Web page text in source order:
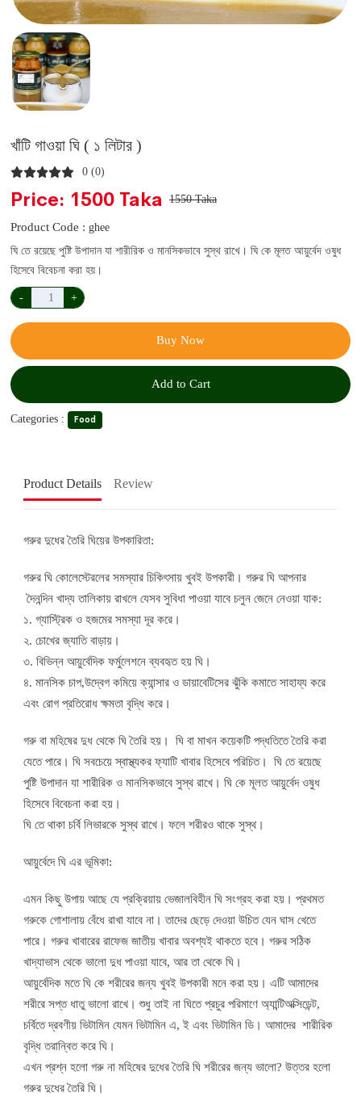
খাঁটি গাওয়া ঘি ( ১ লিটার )
0 (0)
Price: 1500 Taka 1550 Taka
Product Code : ghee
ঘি তে রয়েছে পুষ্টি উপাদান যা শারীরিক ও মানসিকভাবে সুস্থ রাখে। ঘি কে মূলত আয়ুর্বেদ ওষুধ
হিসেবে বিবেচনা করা হয়।
Buy Now
Add to Cart
Categories : Food
Product Details Review
গরুর দুধের তৈরি ঘিয়ের উপকারিতা:
গরুর ঘি কোলেস্টেরলের সমস্যার চিকিৎসায় খুবই উপকারী। গরুর ঘি আপনার
দৈনন্দিন খাদ্য তালিকায় রাখলে যেসব সুবিধা পাওয়া যাবে চলুন জেনে নেওয়া যাক:
১. গ্যাস্ট্রিক ও হজমের সমস্যা দূর করে।
২. চোখের জ্যাতি বাড়ায়।
৩. বিভিন্ন আয়ুর্বেদিক ফর্মুলেশনে ব্যবহৃত হয় ঘি।
৪. মানসিক চাপ,উদ্বেগ কমিয়ে ক্যান্সার ও ডায়াবেটিসের ঝুঁকি কমাতে সাহায্য করে
এবং রোগ প্রতিরোধ ক্ষমতা বৃদ্ধি করে।
গরু বা মহিষের দুধ থেকে ঘি তৈরি হয়। ঘি বা মাখন কয়েকটি পদ্ধতিতে তৈরি করা
যেতে পারে। ঘি সবচেয়ে স্বাস্থ্যকর ফ্যাটি খাবার হিসেবে পরিচিত। ঘি তে রয়েছে
পুষ্টি উপাদান যা শারীরিক ও মানসিকভাবে সুস্থ রাখে। ঘি কে মূলত আয়ুর্বেদ ওষুধ
হিসেবে বিবেচনা করা হয়।
ঘি তে থাকা চর্বি লিভারকে সুস্থ রাখে। ফলে শরীরও থাকে সুস্থ।
আয়ুর্বেদে ঘি এর ভূমিকা:
এমন কিছু উপায় আছে যে প্রক্রিয়ায় ভেজালবিহীন ঘি সংগ্রহ করা হয়। প্রথমত
গরুকে গোশালায় বেঁধে রাখা যাবে না। তাদের ছেড়ে দেওয়া উচিত যেন ঘাস খেতে
পারে। গরুর খাবারের রাফেজ জাতীয় খাবার অবশ্যই থাকতে হবে। গরুর সঠিক
খাদ্যাভাস থেকে ভালো দুধ পাওয়া যাবে, আর তা থেকে ঘি।
আয়ুর্বেদিক মতে ঘি কে শরীরের জন্য খুবই উপকারী মনে করা হয়। এটি আমাদের
শরীরে সপ্ত ধাতু ভালো রাখে। শুধু তাই না ঘিতে প্রচুর পরিমাণে অ্যান্টিঅক্সিডেন্ট,
চর্বিতে দ্রবণীয় ভিটামিন যেমন ভিটামিন এ, ই এবং ভিটামিন ডি। আমাদের শারীরিক
বৃদ্ধি তরান্বিত করে ঘি।
এখন প্রশ্ন হলো গরু না মহিষের দুধের তৈরি ঘি শরীরের জন্য ভালো? উত্তর হলো
গরুর দুধের তৈরি ঘি।